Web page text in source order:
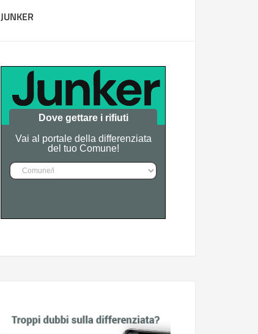
JUNKER
Dove gettare i rifiuti
Vai al portale della differenziata
del tuo Comune!